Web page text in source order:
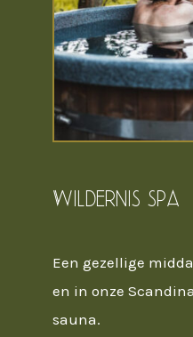
Wildernis spa
Een gezellige
en in onze
sauna.